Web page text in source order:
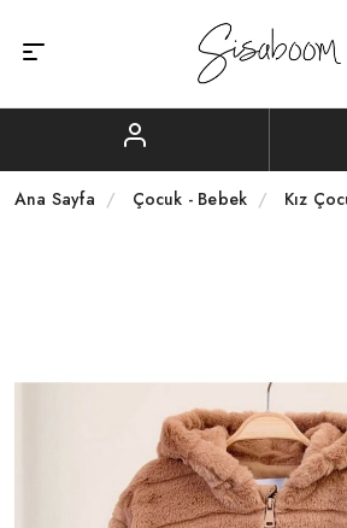
Ana Sayfa Çocuk - Bebek Kız